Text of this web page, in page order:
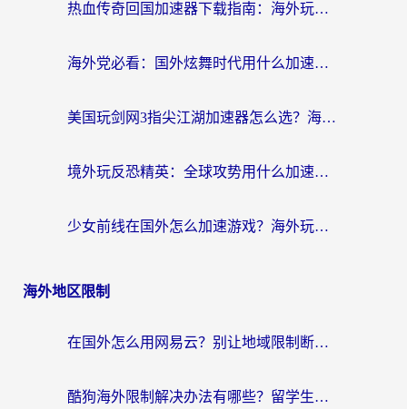
热血传奇回国加速器下载指南：海外玩家如何流畅砍怪不卡顿？
海外党必看：国外炫舞时代用什么加速器比较好？解决延迟卡顿的终极方案
美国玩剑网3指尖江湖加速器怎么选？海外党亲测避坑指南
境外玩反恐精英：全球攻势用什么加速器？2026海外玩家亲测实用指南
少女前线在国外怎么加速游戏？海外玩家必看的国服游戏畅玩指南
海外地区限制
在国外怎么用网易云？别让地域限制断了你的中文歌单——附听书社交定位解决方案
酷狗海外限制解决办法有哪些？留学生亲测有效的回国加速指南